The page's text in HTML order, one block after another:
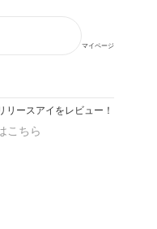
マイページ
リースアイをレビュー！クチコミ
こちら